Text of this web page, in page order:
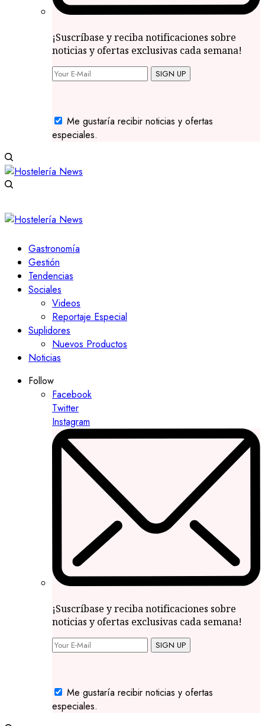
¡Suscríbase y reciba notificaciones sobre
noticias y ofertas exclusivas cada semana!
SIGN UP
Me gustaría recibir noticias y ofertas
especiales.
Gastronomía
Gestión
Tendencias
Sociales
Videos
Reportaje Especial
Suplidores
Nuevos Productos
Noticias
Follow
Facebook
Twitter
Instagram
¡Suscríbase y reciba notificaciones sobre
noticias y ofertas exclusivas cada semana!
SIGN UP
Me gustaría recibir noticias y ofertas
especiales.